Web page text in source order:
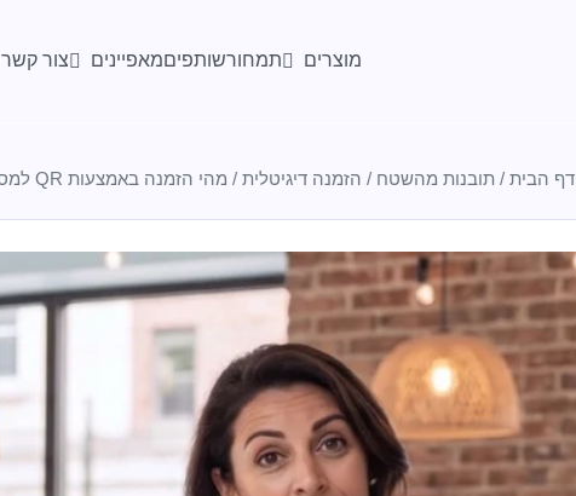
מוצרים תמחורשותפיםמאפיינים צור קשר
דף הבית / תובנות מהשטח / הזמנה דיגיטלית / מהי הזמנה באמצעות QR למסעדות וכיצד היא פועלת